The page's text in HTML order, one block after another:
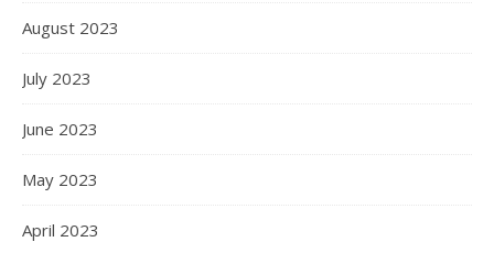
August 2023
July 2023
June 2023
May 2023
April 2023